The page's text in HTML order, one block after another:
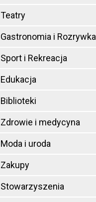
Teatry
Gastronomia i Rozrywka
Sport i Rekreacja
Edukacja
Biblioteki
Zdrowie i medycyna
Moda i uroda
Zakupy
Stowarzyszenia